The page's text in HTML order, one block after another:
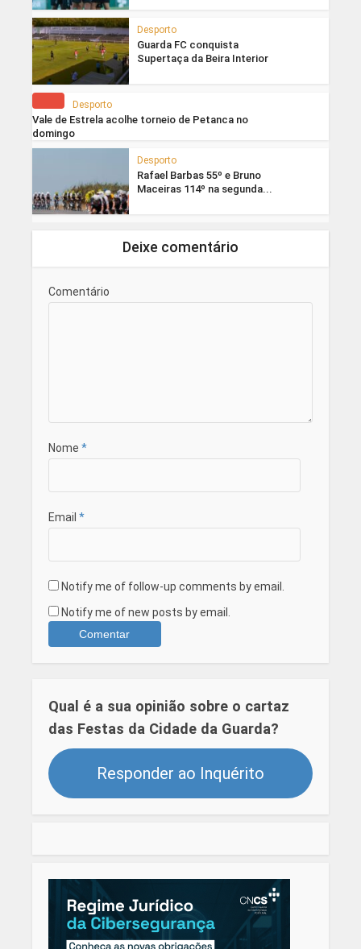
Desporto
Guarda FC conquista
Supertaça da Beira Interior
Desporto
Vale de Estrela acolhe torneio de Petanca no
domingo
Desporto
Rafael Barbas 55º e Bruno
Maceiras 114º na segunda...
Deixe comentário
Comentário
Nome *
Email *
Notify me of follow-up comments by email.
Notify me of new posts by email.
Qual é a sua opinião sobre o cartaz
das Festas da Cidade da Guarda?
Responder ao Inquérito